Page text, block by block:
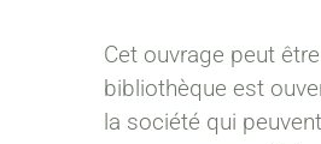
Cet ouvrage peut
bibliothèque est
la société qui